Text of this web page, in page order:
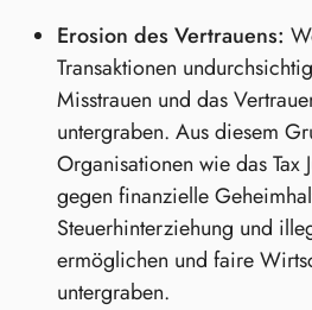
Erosion des Vertrauens:
Transaktionen
Misstrauen und das
untergraben. Aus diesem
Organisationen wie das Tax
gegen finanzielle
Steuerhinterziehung und
ermöglichen und faire
untergraben.